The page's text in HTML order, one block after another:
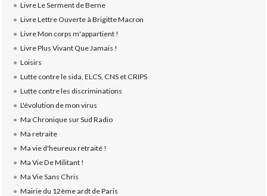
Livre Le Serment de Berne
Livre Lettre Ouverte à Brigitte Macron
Livre Mon corps m'appartient !
Livre Plus Vivant Que Jamais !
Loisirs
Lutte contre le sida, ELCS, CNS et CRIPS
Lutte contre les discriminations
L'évolution de mon virus
Ma Chronique sur Sud Radio
Ma retraite
Ma vie d'heureux retraité !
Ma Vie De Militant !
Ma Vie Sans Chris
Mairie du 12ème ardt de Paris